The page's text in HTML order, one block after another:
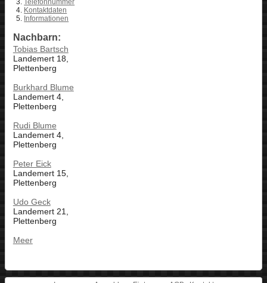
Telefonnummer
Kontaktdaten
Informationen
Nachbarn:
Tobias Bartsch
Landemert 18,
Plettenberg
Burkhard Blume
Landemert 4,
Plettenberg
Rudi Blume
Landemert 4,
Plettenberg
Peter Eick
Landemert 15,
Plettenberg
Udo Geck
Landemert 21,
Plettenberg
Meer